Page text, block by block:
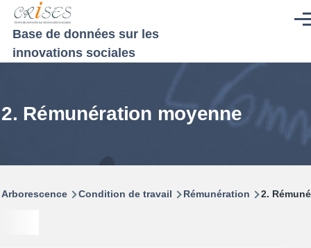
Aller au contenu principal
Base de données sur les
innovations sociales
2. Rémunération moyenne
Fil
Arborescence Condition de travail Rémunération 2.